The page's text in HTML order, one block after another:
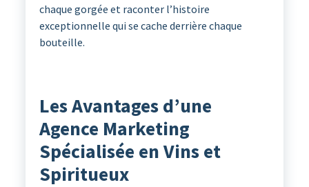
chaque gorgée et raconter l’histoire
exceptionnelle qui se cache derrière chaque
bouteille.
Les Avantages d’une
Agence Marketing
Spécialisée en Vins et
Spiritueux